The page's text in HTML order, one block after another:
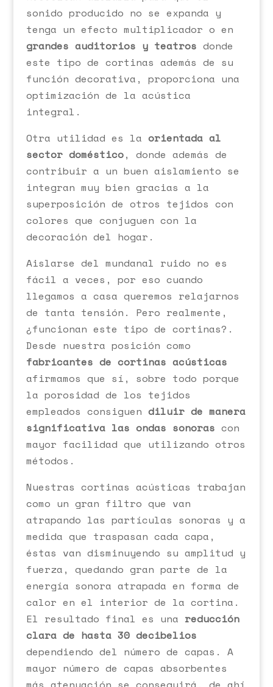
sonido producido no se expanda y
tenga un efecto multiplicador o en
grandes auditorios y teatros donde
este tipo de cortinas además de su
función decorativa, proporciona una
optimización de la acústica
integral.
Otra utilidad es la orientada al
sector doméstico, donde además de
contribuir a un buen aislamiento se
integran muy bien gracias a la
superposición de otros tejidos con
colores que conjuguen con la
decoración del hogar.
Aislarse del mundanal ruido no es
fácil a veces, por eso cuando
llegamos a casa queremos relajarnos
de tanta tensión. Pero realmente,
¿funcionan este tipo de cortinas?.
Desde nuestra posición como
fabricantes de cortinas acústicas
afirmamos que sí, sobre todo porque
la porosidad de los tejidos
empleados consiguen diluir de manera
significativa las ondas sonoras con
mayor facilidad que utilizando otros
métodos.
Nuestras cortinas acústicas trabajan
como un gran filtro que van
atrapando las partículas sonoras y a
medida que traspasan cada capa,
éstas van disminuyendo su amplitud y
fuerza, quedando gran parte de la
energía sonora atrapada en forma de
calor en el interior de la cortina.
El resultado final es una reducción
clara de hasta 30 decibelios
dependiendo del número de capas. A
mayor número de capas absorbentes